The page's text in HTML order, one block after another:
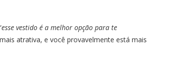
esse vestido é a melhor opção para te
atrativa, e você provavelmente está mais